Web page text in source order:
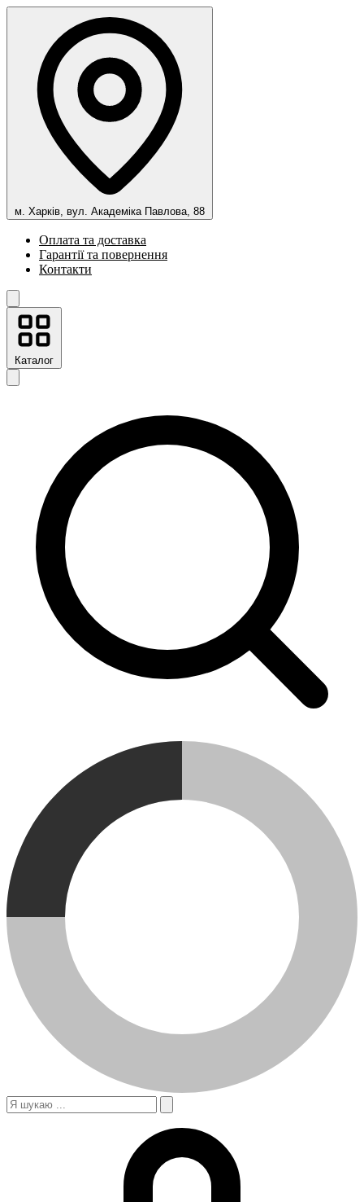
м. Харків, вул. Академіка Павлова, 88
Оплата та доставка
Гарантії та повернення
Контакти
Каталог